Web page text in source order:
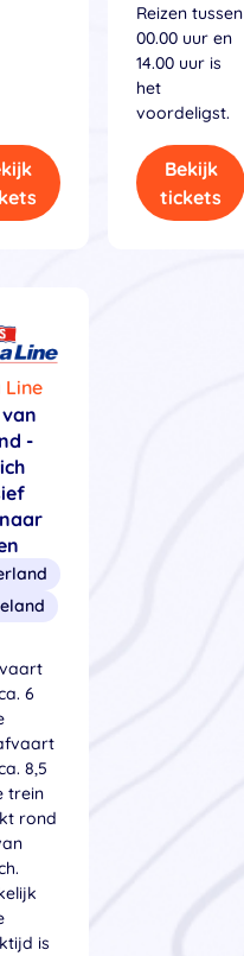
Reizen tussen
00.00 uur en
14.00 uur is
het
voordeligst.
Bekijk
tickets
Line
-
6
8,5
trein
rond
is